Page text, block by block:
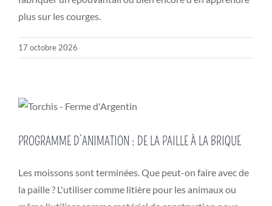
plus sur les courges.
17 octobre 2026
PROGRAMME D’ANIMATION : DE LA PAILLE À LA BRIQUE
Les moissons sont terminées. Que peut-on faire avec de
la paille ? L'utiliser comme litière pour les animaux ou